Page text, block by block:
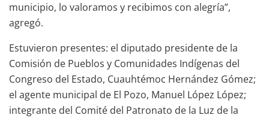
municipio, lo valoramos y recibimos con alegría”,
agregó.
Estuvieron presentes: el diputado presidente de la
Comisión de Pueblos y Comunidades Indígenas del
Congreso del Estado, Cuauhtémoc Hernández Gómez;
el agente municipal de El Pozo, Manuel López López;
integrante del Comité del Patronato de la Luz de la